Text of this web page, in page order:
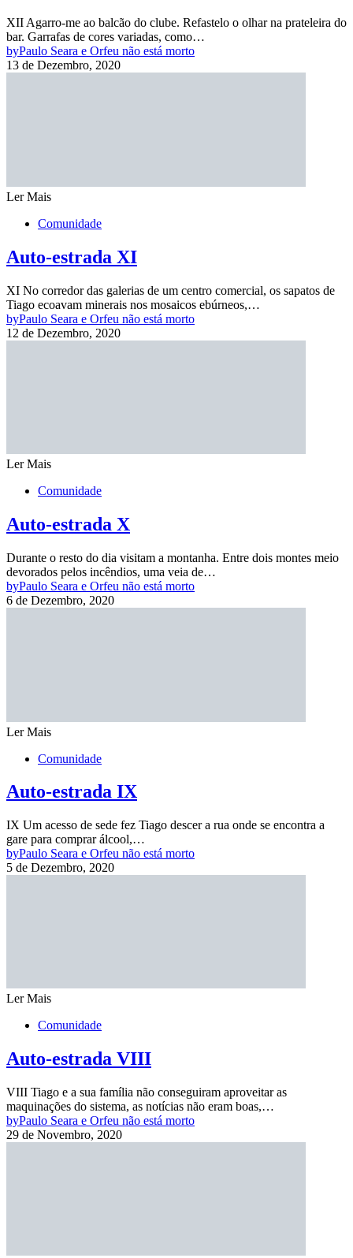
XII Agarro-me ao balcão do clube. Refastelo o olhar na prateleira do
bar. Garrafas de cores variadas, como…
byPaulo Seara e Orfeu não está morto
13 de Dezembro, 2020
Ler Mais
Comunidade
Auto-estrada XI
XI No corredor das galerias de um centro comercial, os sapatos de
Tiago ecoavam minerais nos mosaicos ebúrneos,…
byPaulo Seara e Orfeu não está morto
12 de Dezembro, 2020
Ler Mais
Comunidade
Auto-estrada X
Durante o resto do dia visitam a montanha. Entre dois montes meio
devorados pelos incêndios, uma veia de…
byPaulo Seara e Orfeu não está morto
6 de Dezembro, 2020
Ler Mais
Comunidade
Auto-estrada IX
IX Um acesso de sede fez Tiago descer a rua onde se encontra a
gare para comprar álcool,…
byPaulo Seara e Orfeu não está morto
5 de Dezembro, 2020
Ler Mais
Comunidade
Auto-estrada VIII
VIII Tiago e a sua família não conseguiram aproveitar as
maquinações do sistema, as notícias não eram boas,…
byPaulo Seara e Orfeu não está morto
29 de Novembro, 2020